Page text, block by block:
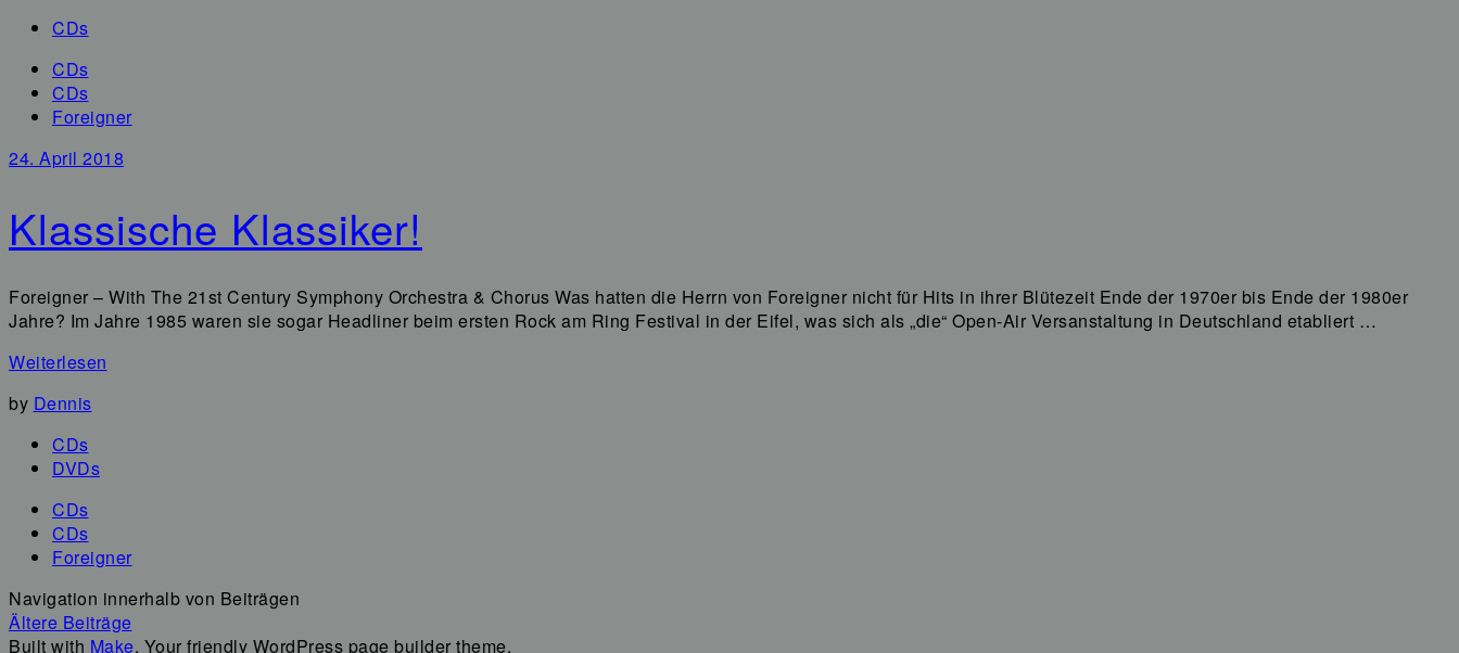
CDs
CDs
CDs
Foreigner
24. April 2018
Klassische Klassiker!
Foreigner – With The 21st Century Symphony Orchestra & Chorus Was hatten die Herrn von Foreigner nicht für Hits in ihrer Blütezeit Ende der 1970er bis Ende der 1980er
Jahre? Im Jahre 1985 waren sie sogar Headliner beim ersten Rock am Ring Festival in der Eifel, was sich als „die“ Open-Air Versanstaltung in Deutschland etabliert …
Weiterlesen
by Dennis
CDs
DVDs
CDs
CDs
Foreigner
Navigation innerhalb von Beiträgen
Ältere Beiträge
Built with Make. Your friendly WordPress page builder theme.